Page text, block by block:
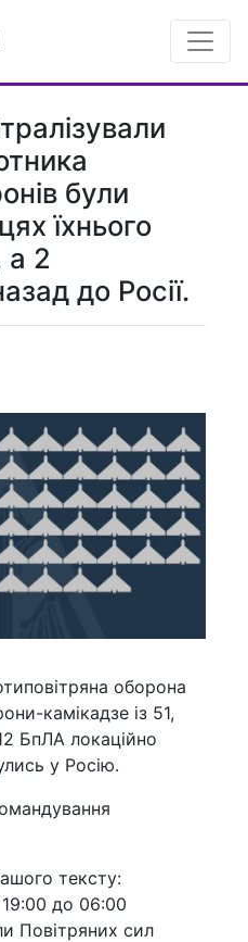
були
їхнього
а 2
до Росії.
оборона
камікадзе із 51,
БпЛА локаційно
у Росію.
тексту:
19:00 до 06:00
Повітряних сил